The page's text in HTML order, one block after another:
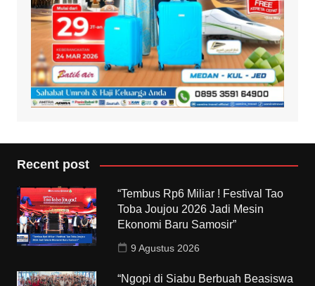
Recent post
“Tembus Rp6 Miliar ! Festival Tao
Toba Joujou 2026 Jadi Mesin
Ekonomi Baru Samosir”
9 Agustus 2026
“Ngopi di Siabu Berbuah Beasiswa